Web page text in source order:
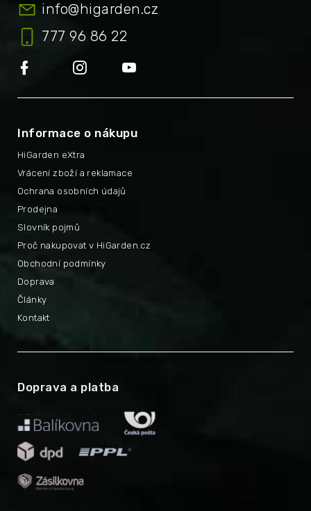
info@higarden.cz
777 96 86 22
Informace o nákupu
HiGarden eXtra
Proč nakupovat v HiGarden.cz
Vrácení zboží a reklamace
Obchodní podmínky
Ochrana osobních údajů
Doprava
Prodejna
Články
Slovník pojmů
Kontakt
Doprava a platba